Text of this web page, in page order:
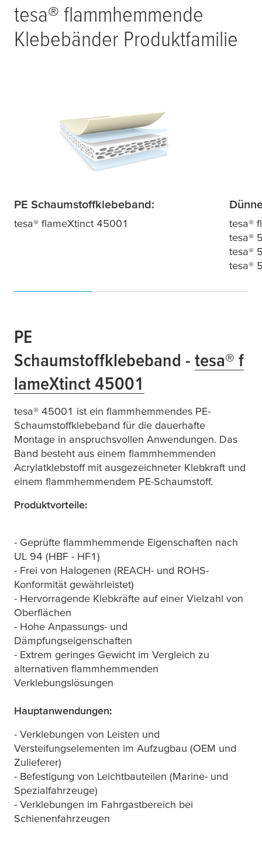
tesa® flammhemmende
Klebebänder Produktfamilie
PE Schaumstoffklebeband:
tesa® flameXtinct 45001 tesa®
tesa®
tesa®
tesa®
PE
Schaumstoffklebeband - tesa® f
lameXtinct 45001
tesa® 45001 ist ein flammhemmendes PE-
Schaumstoffklebeband für die dauerhafte
Montage in anspruchsvollen Anwendungen. Das
Band besteht aus einem flammhemmenden
Acrylatklebstoff mit ausgezeichneter Klebkraft und
einem flammhemmendem PE-Schaumstoff.
Produktvorteile:
- Geprüfte flammhemmende Eigenschaften nach
UL 94 (HBF - HF1)
- Frei von Halogenen (REACH- und ROHS-
Konformität gewährleistet)
- Hervorragende Klebkräfte auf einer Vielzahl von
Oberflächen
- Hohe Anpassungs- und
Dämpfungseigenschaften
- Extrem geringes Gewicht im Vergleich zu
alternativen flammhemmenden
Verklebungslösungen
Hauptanwendungen:
- Verklebungen von Leisten und
Versteifungselementen im Aufzugbau (OEM und
Zulieferer)
- Befestigung von Leichtbauteilen (Marine- und
Spezialfahrzeuge)
- Verklebungen im Fahrgastbereich bei
Schienenfahrzeugen